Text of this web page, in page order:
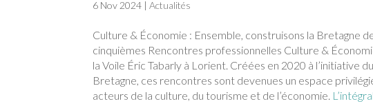
6 Nov 2024 |Actualités
Culture & Économie : Ensemble, construisons la Bretagne
cinquièmes Rencontres professionnelles Culture &
la Voile Éric Tabarly à Lorient. Créées en 2020 à l’initiative
Bretagne, ces rencontres sont devenues un espace
acteurs de la culture, du tourisme et de l’économie.